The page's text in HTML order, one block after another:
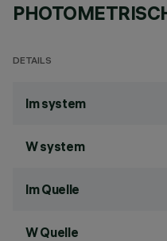
DETAILS
lm system
W system
lm Quelle
W Quelle